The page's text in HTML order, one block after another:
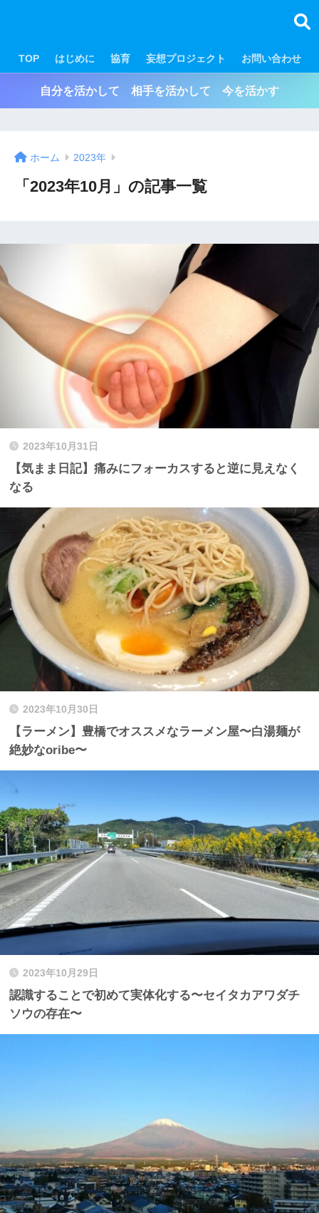
TOP はじめに 協育 妄想プロジェクト お問い合わせ
自分を活かして 相手を活かして 今を活かす
ホーム 2023年
「2023年10月」の記事一覧
2023年10月31日
【気まま日記】痛みにフォーカスすると逆に見えなく
なる
2023年10月30日
【ラーメン】豊橋でオススメなラーメン屋〜白湯麺が
絶妙なoribe〜
2023年10月29日
認識することで初めて実体化する〜セイタカアワダチ
ソウの存在〜